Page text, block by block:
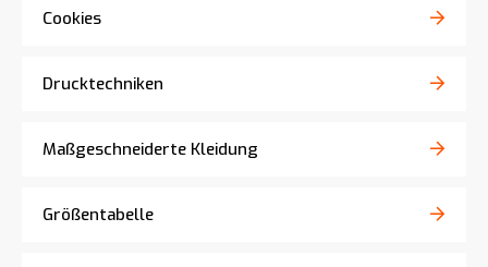
Cookies
Drucktechniken
Maßgeschneiderte Kleidung
Größentabelle